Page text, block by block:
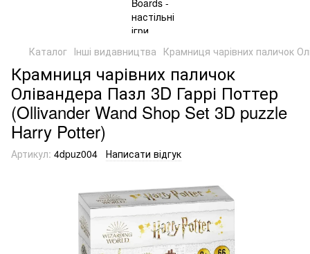
Каталог Інші видавництва Крамниця чарівних паличок
Крамниця чарівних паличок
Олівандера Пазл 3D Гаррі Поттер
(Ollivander Wand Shop Set 3D puzzle
Harry Potter)
Артикул: 4dpuz004 Написати відгук